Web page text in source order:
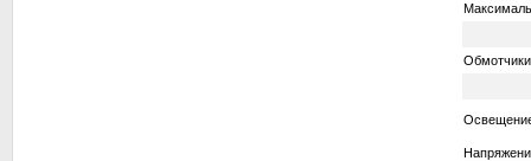
Обмотчики